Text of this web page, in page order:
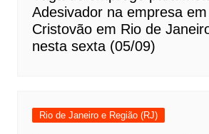
Adesivador na empresa
Cristovão em Rio de
nesta sexta (05/09)
Rio de Janeiro e Região (RJ)